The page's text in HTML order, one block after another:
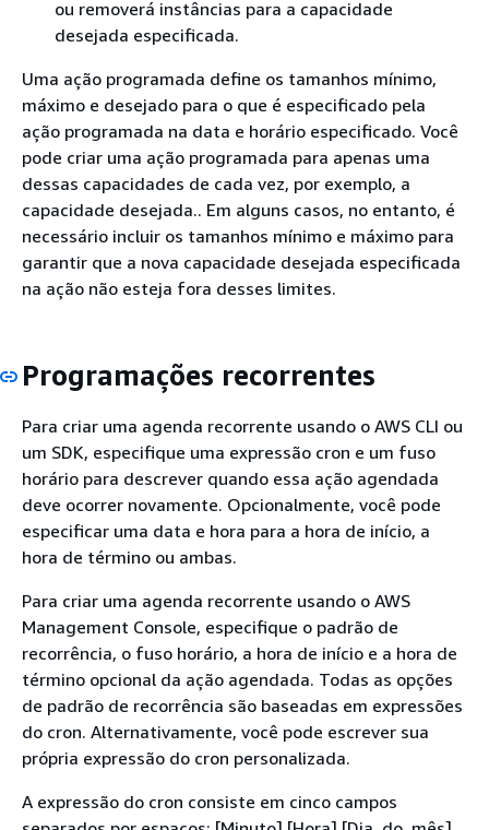
ou removerá instâncias para a capacidade
desejada especificada.
Uma ação programada define os tamanhos mínimo,
máximo e desejado para o que é especificado pela
ação programada na data e horário especificado. Você
pode criar uma ação programada para apenas uma
dessas capacidades de cada vez, por exemplo, a
capacidade desejada.. Em alguns casos, no entanto, é
necessário incluir os tamanhos mínimo e máximo para
garantir que a nova capacidade desejada especificada
na ação não esteja fora desses limites.
Programações recorrentes
Para criar uma agenda recorrente usando o AWS CLI ou
um SDK, especifique uma expressão cron e um fuso
horário para descrever quando essa ação agendada
deve ocorrer novamente. Opcionalmente, você pode
especificar uma data e hora para a hora de início, a
hora de término ou ambas.
Para criar uma agenda recorrente usando o AWS
Management Console, especifique o padrão de
recorrência, o fuso horário, a hora de início e a hora de
término opcional da ação agendada. Todas as opções
de padrão de recorrência são baseadas em expressões
do cron. Alternativamente, você pode escrever sua
própria expressão do cron personalizada.
A expressão do cron consiste em cinco campos